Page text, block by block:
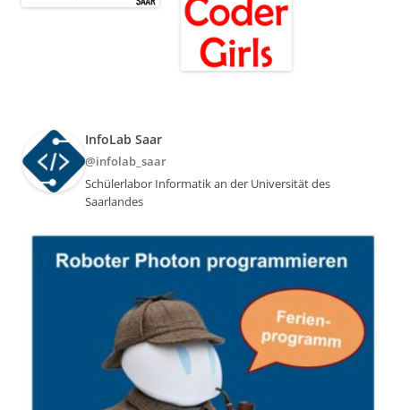
InfoLab Saar
@infolab_saar
Schülerlabor Informatik an der Universität des
Saarlandes